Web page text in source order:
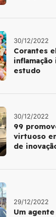
30/12/2022
Corantes
estudo
30/12/2022
99
virtuoso
de
29/12/2022
Um